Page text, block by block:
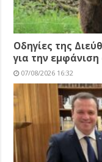
Οδηγίες της
για την
07/08/2026 16:32